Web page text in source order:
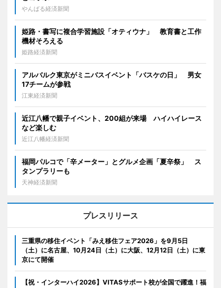
やんばる経済新聞
姫路・書写に複合学習施設「オティウナ」 教育書と工作
機材そろえる
姫路経済新聞
アルバルク東京がミニバスイベント「バスケの日」 男女
17チームが参戦
江東経済新聞
近江八幡で親子イベント、200組が来場 ハイハイレース
など楽しむ
近江八幡経済新聞
福岡パルコで「辛メーター」とグルメ企画「夏辛祭」 ス
タンプラリーも
天神経済新聞
プレスリリース
三重県の移住イベント「みえ移住フェア2026」を9月5日
（土）に名古屋、10月24日（土）に大阪、12月12日（土）に東
京にて開催
【祝・インターハイ2026】VITASサポート校が全国で躍進！福